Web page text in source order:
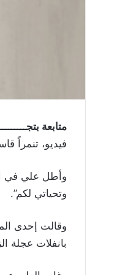
متابعة
فيديو، تنمراً
وأطل علي في
وتحياتي لكم”.
وقالت إحدى
بانفلات عجلة